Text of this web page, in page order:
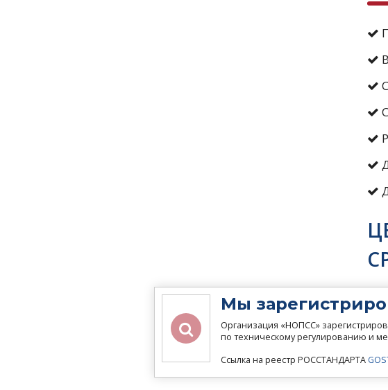
Мы
Организация «НОПСС»
по техническому регулированию и
Ссылка на реестр РОССТАНДАРТА